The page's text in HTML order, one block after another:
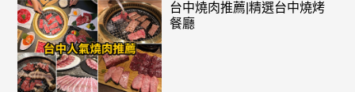
台中燒肉推薦|精選台中燒烤
餐廳